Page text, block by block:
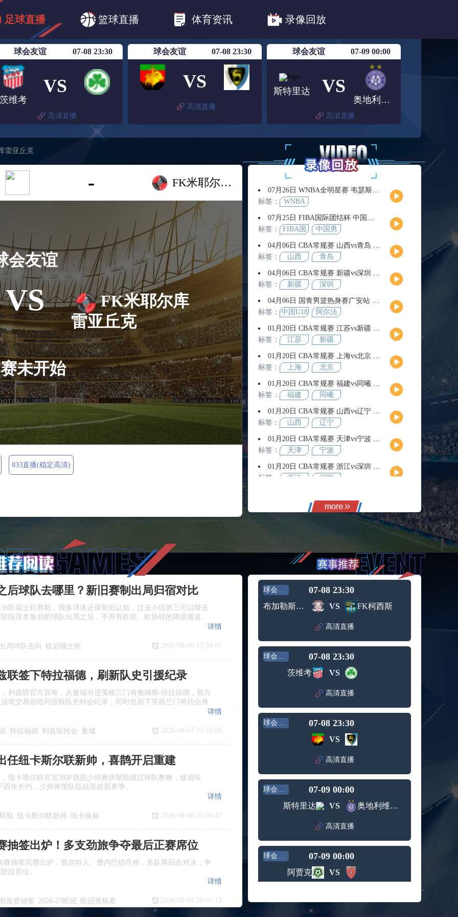
足球直播 篮球直播 体育资讯 录像回放
欧冠杯 英超
美洲杯
球会友谊 07-08 23:30
茨维考
VS
高清直播
球会友谊 07-08 23:30
VS
高清直播
球会友谊 07-09 00:00
斯特里达 VS
奥地利维也纳
高清直播
雷亚丘克
- FK米耶尔库雷亚丘克
会友谊
VS
未开始
FK米耶尔库
雷亚丘克
833直播(稳定高清)
07月26日 WNBA全明星赛 韦瑟斯庞队vs库珀队 全场录像回放
标签：
WNBA
07月25日 FIBA国际团结杯 中国男篮vs喀麦隆男篮 全场录像回放
标签：
FIBA国
杯
中国男
04月06日 CBA常规赛 山西vs青岛 全场录像回放
标签：
山西 青岛
04月06日 CBA常规赛 新疆vs深圳 全场录像回放
标签：
新疆 深圳
04月06日 国青男篮热身赛广安站 中国U18男篮vs阿尔法学院 全场录像回放
标签： 中国U18
阿尔法
01月20日 CBA常规赛 江苏vs新疆 全场录像回放
标签：
江苏 新疆
01月20日 CBA常规赛 上海vs北京 全场录像回放
标签：
上海 北京
01月20日 CBA常规赛 福建vs同曦 全场录像回放
标签：
福建 同曦
01月20日 CBA常规赛 山西vs辽宁 全场录像回放
标签：
山西 辽宁
01月20日 CBA常规赛 天津vs宁波 全场录像回放
标签：
天津 宁波
01月20日 CBA常规赛 浙江vs深圳 全场录像回放
标签：
浙江 深圳
福建
01月14日 CBA常规赛 浙江vs广州 全场录像回放
新西兰
澳大利
亚男篮
12月01日 男篮世亚预阶段一 韩国男篮vs中国男篮 全场录像
标签：
中国男
韩国男
11月11日 全运男篮半决赛 广东全运男篮vs辽宁全运男篮 全场录像
运男篮
10月14日 女篮锦标赛阶段二第3轮 山西女篮vs四川女篮 全场录像回放
标签： 山西女
四川女
篮
09月12日 男篮欧锦赛半决赛 德国男篮vs芬兰男篮 全场录像回放
德国男
芬兰男
09月05日 男篮欧锦赛小组赛 西班牙男篮vs希腊男篮 全场录像回放
男篮
希腊男
篮
09月05日 男篮欧锦赛小组赛 波兰男篮vs比利时男篮 全场录像回放
标签： 波兰男
比利时
男篮
09月05日 WNBA常规赛 菲尼克斯水星vs华盛顿神秘人 全场录像回放
华盛顿
神秘人
标签： 明尼苏
达山猫
拉斯维
加斯王
09月05日 WNBA常规赛 达拉斯飞翼vs金州女武神 全场录像回放
达拉斯
金州女
09月05日 U16男篮亚洲杯1/4决赛 中国男篮U16vs巴林男篮U16 全场录像回放
标签：
篮U16
篮U16
09月05日 NBL季后赛半决赛G3 长沙勇胜vs合肥狂风峻茂 全场录像回放
胜
合肥狂
风峻茂
08月27日 WNBA常规赛 西雅图风暴vs印第安纳狂热 全场录像回放
风暴
纳狂热
08月27日 男篮美洲杯小组赛 乌拉圭男篮vs巴哈马男篮 全场录像回放
后球队去哪里？新旧赛制出局归宿对比
队瑞士轮赛制，很多球迷还保留旧认知，过去小组第三可以降去
段排名靠后的球队出局之后，不再有欧联、欧协联的降级通道。
局球队去向
欧冠瑞士轮
制对比 欧冠联赛阶段规则
详情
2026-08-08 15:59:01
联签下特拉福德，刷新队史引援纪录
利兹联官方宣布，从曼城引进英格兰门将詹姆斯‑特拉福德，双方
笔交易创造利兹联队史转会纪录，同时也创下英格兰门将转会身
特拉福德 利兹联转会 曼城
详情
2026-08-07 21:52:06
任纽卡斯尔联新帅，喜鹊开启重建
纽卡斯尔联官宣38岁德国少帅雅伊斯勒接过球队教鞭，接替埃
四年长约，少帅将带队征战英超新赛季。
勒 纽卡斯尔联新帅 纽卡换帅
详情
2026-08-06 21:26:47
抽签出炉！多支劲旅争夺最后正赛席位
赛抽签完整出炉，凯尔特人、费内巴切亮相，多队两回合对决，争
段席位。
加赛抽签 2026‑27欧冠 欧冠资格赛
详情
2026-08-05 20:01:13
球会友谊 07-08 23:30
布加勒斯特快速 VS FK柯西斯
高清直播
球会友谊 07-08 23:30
茨维考 VS
高清直播
球会友谊 07-08 23:30
VS
高清直播
球会友谊 07-09 00:00
斯特里达 VS 奥地利维也纳
高清直播
球会友谊 07-09 00:00
阿贾克 VS